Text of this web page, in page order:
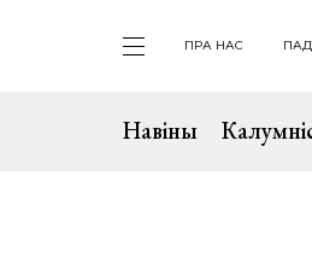
ПРА НАС
Навіны